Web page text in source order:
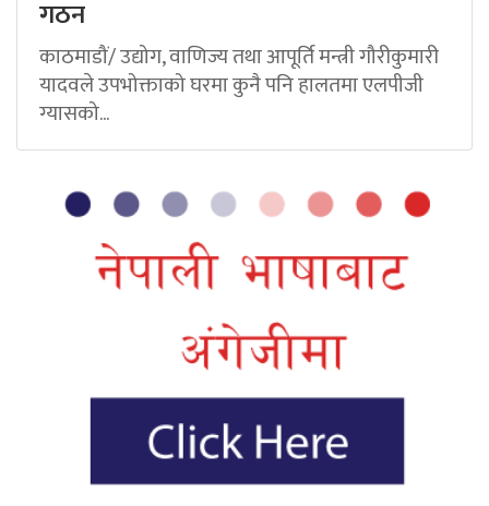
गठन
काठमाडौं/ उद्योग, वाणिज्य तथा आपूर्ति मन्त्री गौरीकुमारी
यादवले उपभोक्ताको घरमा कुनै पनि हालतमा एलपीजी
ग्यासको...